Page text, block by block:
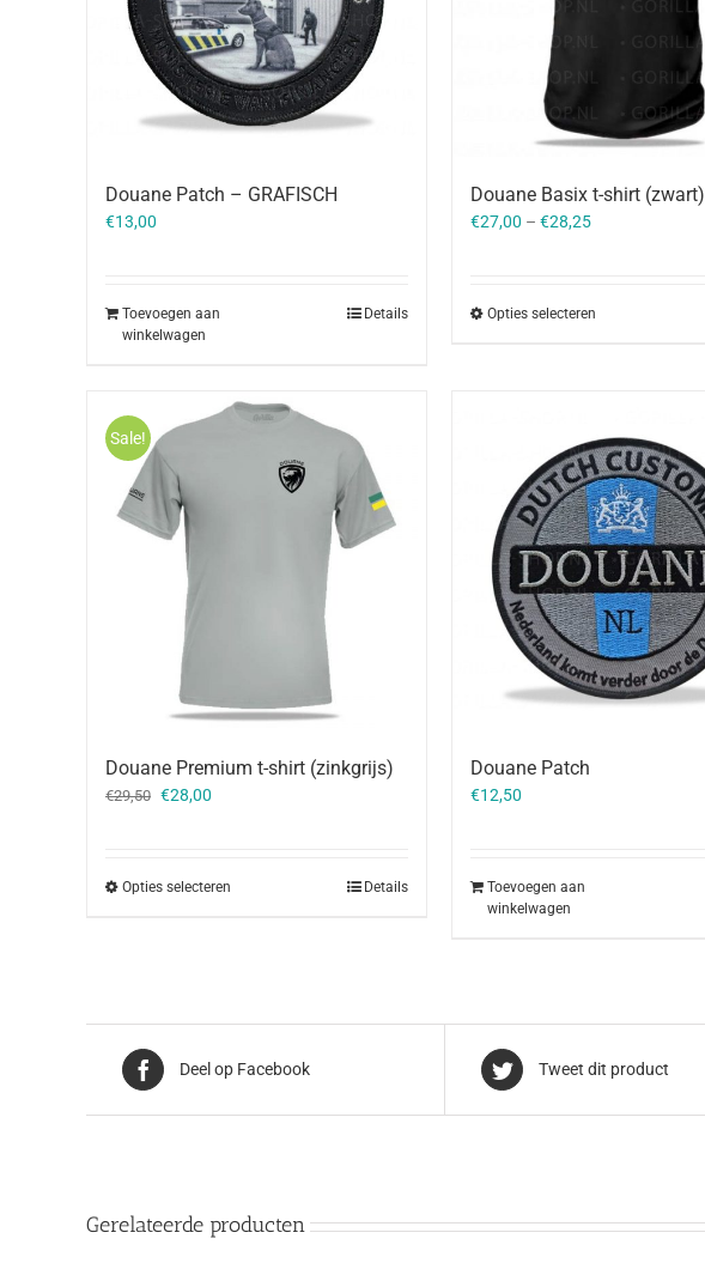
Douane Patch – GRAFISCH
€13,00
Toevoegen aan
winkelwagen
Details
Douane Basix t-shirt (zwart)
€27,00 – €28,25
Opties selecteren
Sale!
Douane Premium t-shirt (zinkgrijs)
€29,50 Oorspronkelijke
€28,00
Opties selecteren Details
Douane Patch
€12,50
Toevoegen aan
winkelwagen
Deel op Facebook Tweet dit product
Gerelateerde producten